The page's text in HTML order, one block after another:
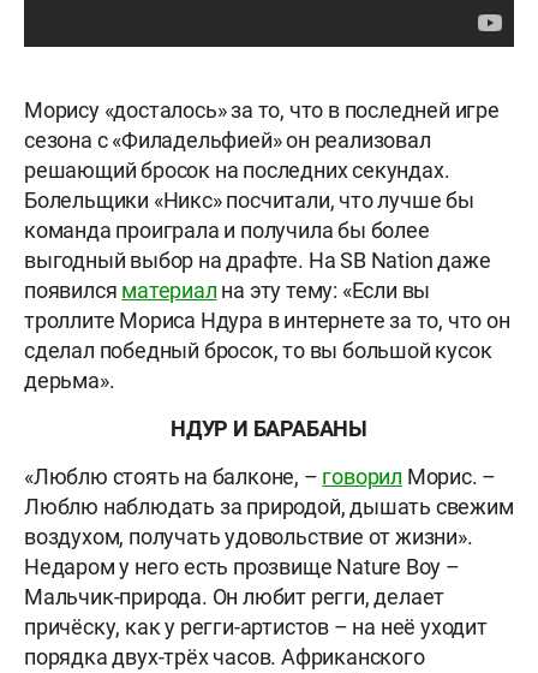
Морису «досталось» за то, что в последней игре
сезона с «Филадельфией» он реализовал
решающий бросок на последних секундах.
Болельщики «Никс» посчитали, что лучше бы
команда проиграла и получила бы более
выгодный выбор на драфте. На SB Nation даже
появился материал на эту тему: «Если вы
троллите Мориса Ндура в интернете за то, что он
сделал победный бросок, то вы большой кусок
дерьма».
НДУР И БАРАБАНЫ
«Люблю стоять на балконе, – говорил Морис. –
Люблю наблюдать за природой, дышать свежим
воздухом, получать удовольствие от жизни».
Недаром у него есть прозвище Nature Boy –
Мальчик-природа. Он любит регги, делает
причёску, как у регги-артистов – на неё уходит
порядка двух-трёх часов. Африканского